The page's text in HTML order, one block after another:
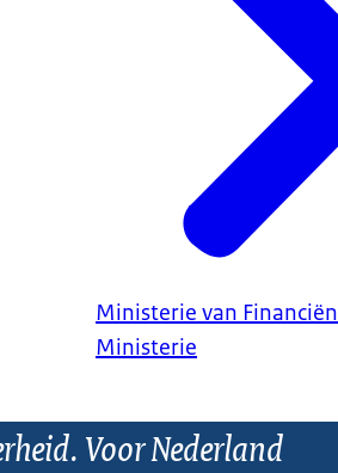
Ministerie van Financiën
Ministerie
Voor Nederland